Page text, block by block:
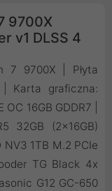
9700X
v1 DLSS 4
7 9700X | Płyta
| Karta graficzna:
16GB GDDR7 |
32GB (2x16GB)
1TB M.2 PCIe
TG Black 4x
G12 GC-650